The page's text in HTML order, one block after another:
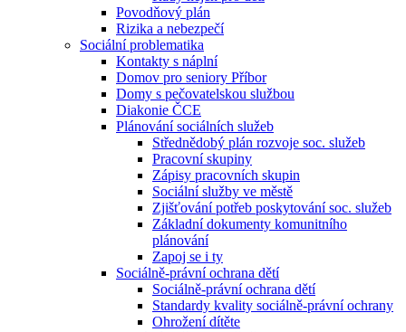
Povodňový plán
Rizika a nebezpečí
Sociální problematika
Kontakty s náplní
Domov pro seniory Příbor
Domy s pečovatelskou službou
Diakonie ČCE
Plánování sociálních služeb
Střednědobý plán rozvoje soc. služeb
Pracovní skupiny
Zápisy pracovních skupin
Sociální služby ve městě
Zjišťování potřeb poskytování soc. služeb
Základní dokumenty komunitního
plánování
Zapoj se i ty
Sociálně-právní ochrana dětí
Sociálně-právní ochrana dětí
Standardy kvality sociálně-právní ochrany
Ohrožení dítěte